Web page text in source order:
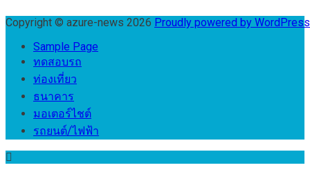
Copyright © azure-news 2026 Proudly powered by
Sample Page
ทดสอบรถ
ท่องเที่ยว
ธนาคาร
มอเตอร์ไชต์
รถยนต์/ไฟฟ้า